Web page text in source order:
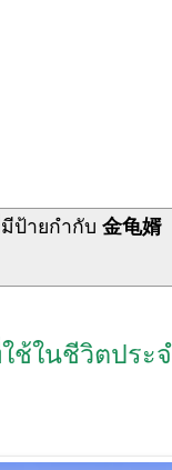
ป้ายกำกับ金龟婿
ช้ในชีวิตประ